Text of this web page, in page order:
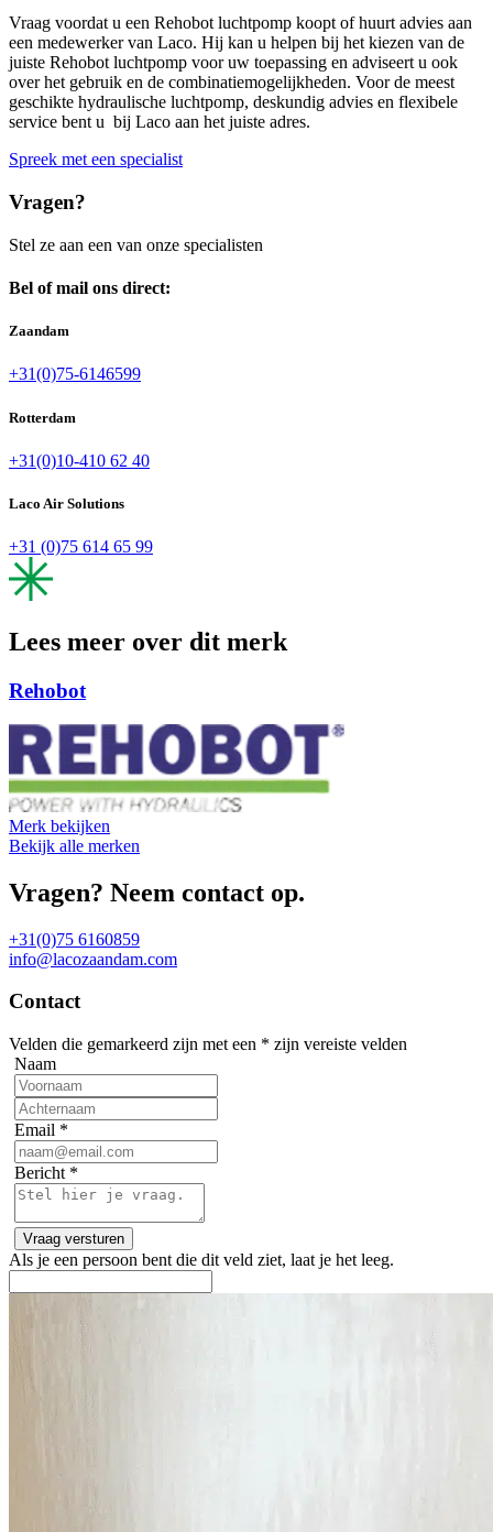
Vraag voordat u een Rehobot luchtpomp koopt of huurt advies aan
een medewerker van Laco. Hij kan u helpen bij het kiezen van de
juiste Rehobot luchtpomp voor uw toepassing en adviseert u ook
over het gebruik en de combinatiemogelijkheden. Voor de meest
geschikte hydraulische luchtpomp, deskundig advies en flexibele
service bent u bij Laco aan het juiste adres.
Spreek met een specialist
Vragen?
Stel ze aan een van onze specialisten
Bel of mail ons direct:
Zaandam
+31(0)75-6146599
Rotterdam
+31(0)10-410 62 40
Laco Air Solutions
+31 (0)75 614 65 99
Lees meer over dit merk
Rehobot
Merk bekijken
Bekijk alle merken
Vragen? Neem contact op.
+31(0)75 6160859
info@lacozaandam.com
Contact
Velden die gemarkeerd zijn met een * zijn vereiste velden
Naam
Email *
Bericht *
Als je een persoon bent die dit veld ziet, laat je het leeg.